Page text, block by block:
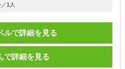
1人
ルで詳細を見る
で詳細を見る